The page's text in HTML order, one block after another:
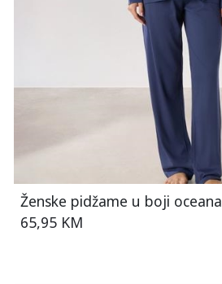
Ženske pidžame u boji oceana
65,95 KM